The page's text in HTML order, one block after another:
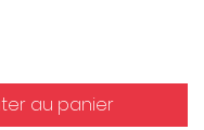
au panier